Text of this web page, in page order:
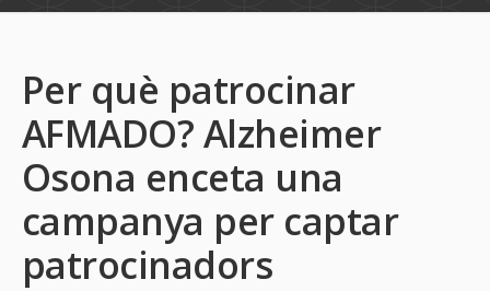
Per què patrocinar
AFMADO? Alzheimer
Osona enceta una
campanya per captar
patrocinadors